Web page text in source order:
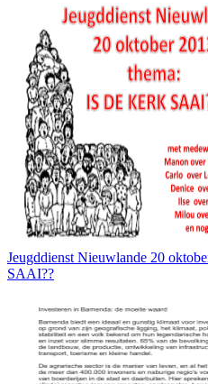
Jeugddienst Nieuwlande 20
SAAI??